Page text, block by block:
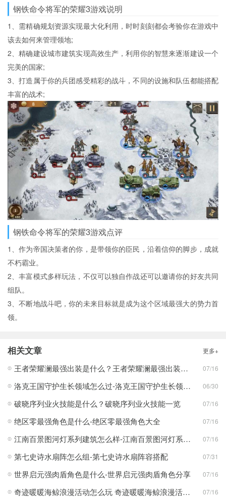
钢铁命令将军的荣耀3游戏说明
1、需精确规划资源实现最大化利用，时时刻刻都会考验你在游戏中
该去如何来管理领地;
2、精确建设城市建筑实现高效生产，利用你的智慧来逐渐建设一个
完美的国家;
3、打造属于你的兵团感受精彩的战斗，不同的设施和队伍都能搭配
丰富的战术;
钢铁命令将军的荣耀3游戏点评
1、作为帝国决策者的你，是带领你的臣民，沿着信仰的脚步，成就
不朽霸业。
2、丰富模式多样玩法，不仅可以独自作战还可以邀请你的好友共同
组队。
3、不断地战斗吧，你的未来目标就是成为这个区域最强大的势力首
领。
相关文章 更多+
王者荣耀澜最强出装是什么？王者荣耀澜最强出装分享 07/16
洛克王国守护生长领域怎么过-洛克王国守护生长领域通关攻略 06/30
破晓序列业火技能是什么？破晓序列业火技能一览 07/16
绝区零最强角色是什么-绝区零最强角色大全 07/16
江南百景图河灯系列建筑怎么样-江南百景图河灯系列建筑分享 07/16
第七史诗水扇阵怎么组-第七史诗水扇阵容搭配 07/31
世界启元强肉盾角色是什么-世界启元强肉盾角色分享 07/16
奇迹暖暖海鲸浪漫活动怎么玩 奇迹暖暖海鲸浪漫活动玩法一览 07/16